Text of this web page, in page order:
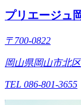
プリエージュ
〒700-0822
岡山県岡山市北
TEL 086-801-3655